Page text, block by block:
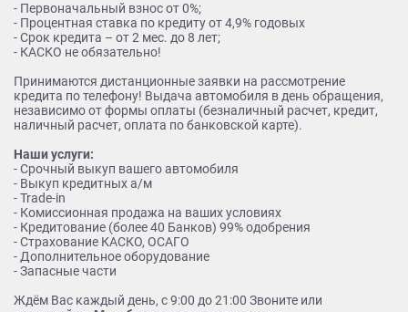
- Первоначальный взнос от 0%;
- Процентная ставка по кредиту от 4,9% годовых
- Срок кредита – от 2 мес. до 8 лет;
- КАСКО не обязательно!
Принимаются дистанционные заявки на рассмотрение
кредита по телефону! Выдача автомобиля в день обращения,
независимо от формы оплаты (безналичный расчет, кредит,
наличный расчет, оплата по банковской карте).
Наши услуги:
- Срочный выкуп вашего автомобиля
- Выкуп кредитных а/м
- Trade-in
- Комиссионная продажа на ваших условиях
- Кредитование (более 40 Банков) 99% одобрения
- Страхование КАСКО, ОСАГО
- Дополнительное оборудование
- Запасные части
Ждём Вас каждый день, с 9:00 до 21:00 Звоните или